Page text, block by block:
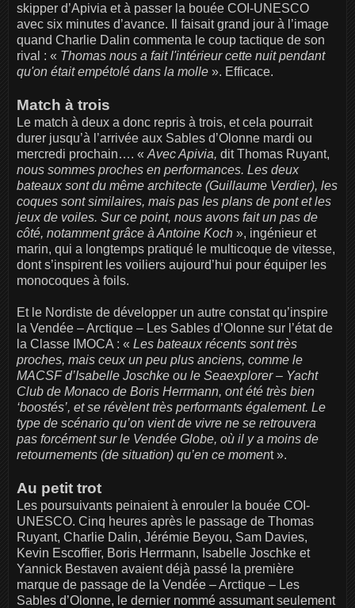
skipper d’Apivia et à passer la bouée COI-UNESCO
avec six minutes d’avance. Il faisait grand jour à l’image
quand Charlie Dalin commenta le coup tactique de son
rival : « Thomas nous a fait l'intérieur cette nuit pendant
qu'on était empétolé dans la molle ». Efficace.
Match à trois
Le match à deux a donc repris à trois, et cela pourrait
durer jusqu’à l’arrivée aux Sables d’Olonne mardi ou
mercredi prochain…. « Avec Apivia, dit Thomas Ruyant,
nous sommes proches en performances. Les deux
bateaux sont du même architecte (Guillaume Verdier), les
coques sont similaires, mais pas les plans de pont et les
jeux de voiles. Sur ce point, nous avons fait un pas de
côté, notamment grâce à Antoine Koch », ingénieur et
marin, qui a longtemps pratiqué le multicoque de vitesse,
dont s’inspirent les voiliers aujourd’hui pour équiper les
monocoques à foils.
Et le Nordiste de développer un autre constat qu’inspire
la Vendée – Arctique – Les Sables d’Olonne sur l’état de
la Classe IMOCA : « Les bateaux récents sont très
proches, mais ceux un peu plus anciens, comme le
MACSF d’Isabelle Joschke ou le Seaexplorer – Yacht
Club de Monaco de Boris Herrmann, ont été très bien
‘boostés’, et se révèlent très performants également. Le
type de scénario qu’on vient de vivre ne se retrouvera
pas forcément sur le Vendée Globe, où il y a moins de
retournements (de situation) qu’en ce moment ».
Au petit trot
Les poursuivants peinaient à enrouler la bouée COI-
UNESCO. Cinq heures après le passage de Thomas
Ruyant, Charlie Dalin, Jérémie Beyou, Sam Davies,
Kevin Escoffier, Boris Herrmann, Isabelle Joschke et
Yannick Bestaven avaient déjà passé la première
marque de passage de la Vendée – Arctique – Les
Sables d’Olonne, le dernier nommé assumant seulement